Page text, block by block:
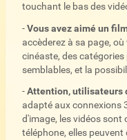
touchant le bas des
-Vous avez aimé un
accèderez à sa page,
cinéaste, des
semblables, et la
-Attention, utilisateurs
adapté aux connexions
d'image, les vidéos sont
téléphone, elles